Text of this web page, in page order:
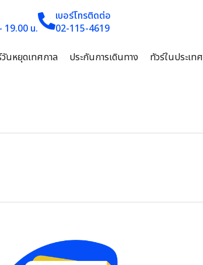
19.00 น.
เบอร์โทรติดต่อ
02-115-4619
วันหยุดเทศกาล ประกันการเดินทาง ทัวร์ในประเทศ